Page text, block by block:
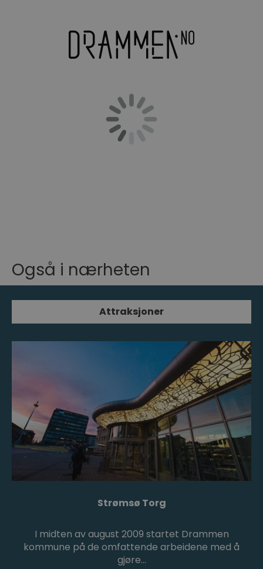
Også i nærheten
Attraksjoner
Strømsø Torg
I midten av august 2009 startet Drammen
kommune på de omfattende arbeidene med å
gjøre…